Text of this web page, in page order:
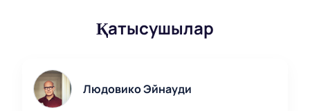
Қатысушылар
Людовико Эйнауди